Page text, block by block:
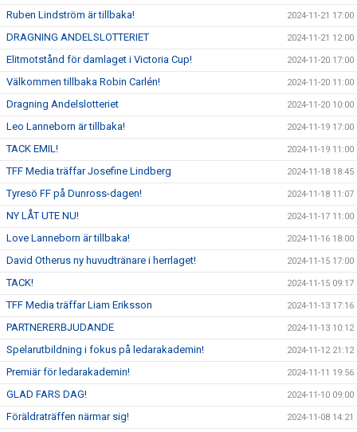
Ruben Lindström är tillbaka! 2024-11-21 17:00
DRAGNING ANDELSLOTTERIET 2024-11-21 12:00
Elitmotstånd för damlaget i Victoria Cup! 2024-11-20 17:00
Välkommen tillbaka Robin Carlén! 2024-11-20 11:00
Dragning Andelslotteriet 2024-11-20 10:00
Leo Lanneborn är tillbaka! 2024-11-19 17:00
TACK EMIL! 2024-11-19 11:00
TFF Media träffar Josefine Lindberg 2024-11-18 18:45
Tyresö FF på Dunross-dagen! 2024-11-18 11:07
NY LÅT UTE NU! 2024-11-17 11:00
Love Lanneborn är tillbaka! 2024-11-16 18:00
David Otherus ny huvudtränare i herrlaget! 2024-11-15 17:00
TACK! 2024-11-15 09:17
TFF Media träffar Liam Eriksson 2024-11-13 17:16
PARTNERERBJUDANDE 2024-11-13 10:12
Spelarutbildning i fokus på ledarakademin! 2024-11-12 21:12
Premiär för ledarakademin! 2024-11-11 19:56
GLAD FARS DAG! 2024-11-10 09:00
Föräldraträffen närmar sig! 2024-11-08 14:21